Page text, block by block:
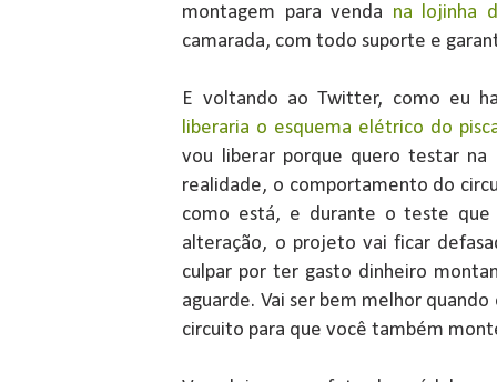
montagem para venda na lojinha
camarada, com todo suporte e
E voltando ao Twitter, como eu
liberaria o esquema elétrico do
vou liberar porque quero testar
realidade, o comportamento do
como está, e durante o teste que
alteração, o projeto vai ficar
culpar por ter gasto dinheiro
aguarde. Vai ser bem melhor
circuito para que você também